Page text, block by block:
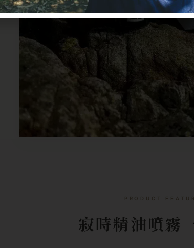
PRODUCT
寂時精油噴霧